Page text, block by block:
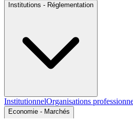
Institutions - Réglementation
InstitutionnelOrganisations
Economie - Marchés